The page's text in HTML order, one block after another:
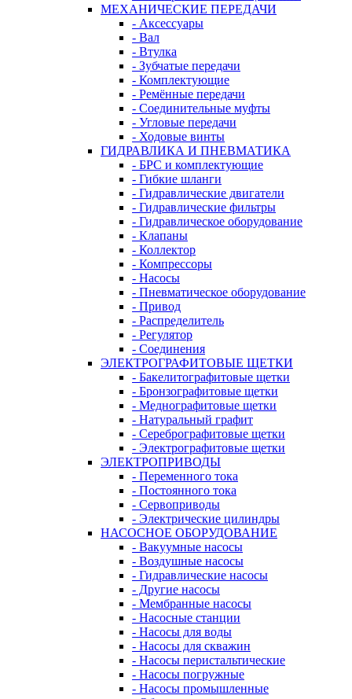
МЕХАНИЧЕСКИЕ ПЕРЕДАЧИ
- Аксессуары
- Вал
- Втулка
- Зубчатые передачи
- Комплектующие
- Ремённые передачи
- Соединительные муфты
- Угловые передачи
- Ходовые винты
ГИДРАВЛИКА И ПНЕВМАТИКА
- БРС и комплектующие
- Гибкие шланги
- Гидравлические двигатели
- Гидравлические фильтры
- Гидравлическое оборудование
- Клапаны
- Коллектор
- Компрессоры
- Насосы
- Пневматическое оборудование
- Привод
- Распределитель
- Регулятор
- Соединения
ЭЛЕКТРОГРАФИТОВЫЕ ЩЕТКИ
- Бакелитографитовые щетки
- Бронзографитовые щетки
- Меднографитовые щетки
- Натуральный графит
- Серебрографитовые щетки
- Электрографито­­­вые щетки
ЭЛЕКТРОПРИВОДЫ
- Переменного тока
- Постоянного тока
- Сервоприводы
- Электрические цилиндры
НАСОСНОЕ ОБОРУДОВАНИЕ
- Вакуумные насосы
- Воздушные насосы
- Гидравлические насосы
- Другие насосы
- Мембранные насосы
- Насосные станции
- Насосы для воды
- Насосы для скважин
- Насосы перистальтические
- Насосы погружные
- Насосы промышленные